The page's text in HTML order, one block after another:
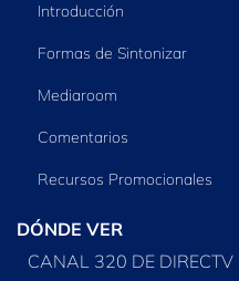
Introducción
Formas de Sintonizar
Mediaroom
Comentarios
Recursos Promocionales
DÓNDE VER
CANAL 320 DE DIRECTV